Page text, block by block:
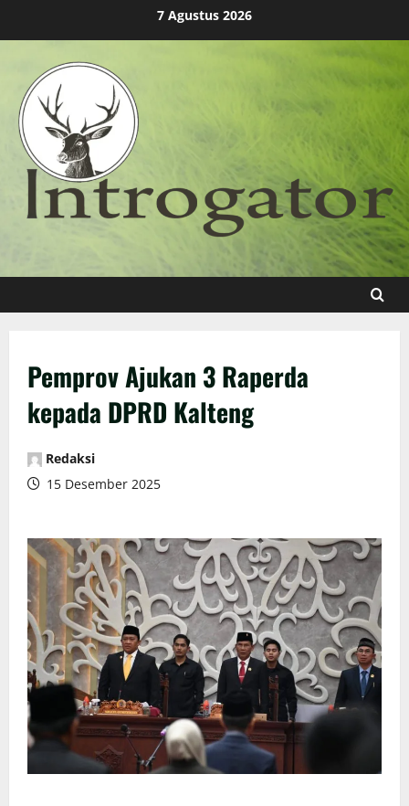
7 Agustus 2026
Pemprov Ajukan 3 Raperda
kepada DPRD Kalteng
Redaksi
15 Desember 2025